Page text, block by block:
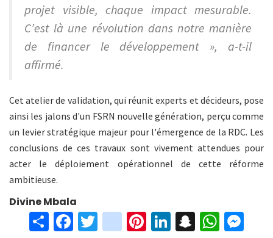
projet visible, chaque impact mesurable.
C’est là une révolution dans notre manière
de financer le développement », a-t-il
affirmé.
Cet atelier de validation, qui réunit experts et décideurs, pose
ainsi les jalons d'un FSRN nouvelle génération, perçu comme
un levier stratégique majeur pour l'émergence de la RDC. Les
conclusions de ces travaux sont vivement attendues pour
acter le déploiement opérationnel de cette réforme
ambitieuse.
Divine Mbala
S Fa T
in Pi Li S W